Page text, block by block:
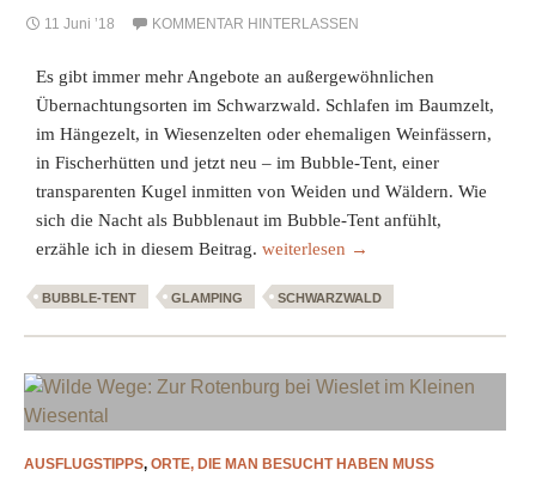
11 Juni ’18 KOMMENTAR HINTERLASSEN
Es gibt immer mehr Angebote an außergewöhnlichen
Übernachtungsorten im Schwarzwald. Schlafen im Baumzelt,
im Hängezelt, in Wiesenzelten oder ehemaligen Weinfässern,
in Fischerhütten und jetzt neu – im Bubble-Tent, einer
transparenten Kugel inmitten von Weiden und Wäldern. Wie
sich die Nacht als Bubblenaut im Bubble-Tent anfühlt,
erzähle ich in diesem Beitrag.Bubblenaut in der Schwarzwald
weiterlesen →
BUBBLE-TENT GLAMPING SCHWARZWALD
AUSFLUGSTIPPS, ORTE, DIE MAN BESUCHT HABEN MUSS